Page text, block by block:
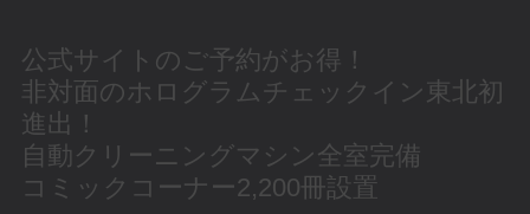
公式サイトのご予約がお得！
非対面のホログラムチェックイン東北初
進出！
自動クリーニングマシン全室完備
コミックコーナー2,200冊設置